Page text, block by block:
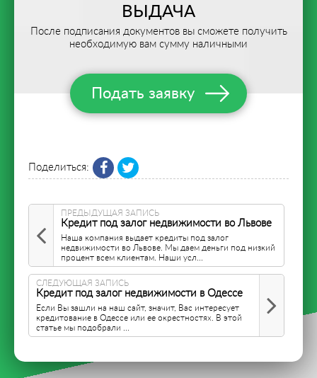
ВЫДАЧА
После подписания документов вы сможете получить
необходимую вам сумму наличными
Подать заявку
Поделиться:
ПРЕДЫДУЩАЯ ЗАПИСЬ
Кредит под залог недвижимости во Львове
Наша компания выдает кредиты под залог
недвижимости во Львове. Мы даем деньги под низкий
процент всем клиентам. Наши усл...
СЛЕДУЮЩАЯ ЗАПИСЬ
Кредит под залог недвижимости в Одессе
Если Вы зашли на наш сайт, значит, Вас интересует
кредитование в Одессе или ее окрестностях. В этой
статье мы подобрали ...